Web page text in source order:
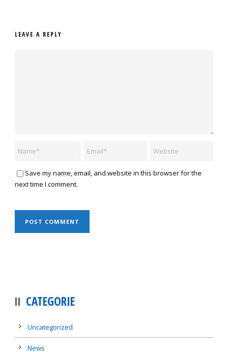
LEAVE A REPLY
Save my name, email, and website in this browser for the
next time I comment.
CATEGORIE
Uncategorized
News